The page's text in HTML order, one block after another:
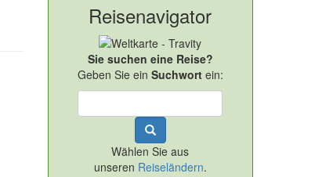
Reisenavigator
Sie suchen eine Reise?
Geben Sie ein Suchwortein:
Wählen Sie aus
unseren Reiseländern.